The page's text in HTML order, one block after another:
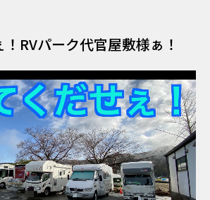
RVパーク代官屋敷様ぁ！